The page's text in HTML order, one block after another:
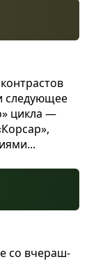
сле­ду­ю­щее
цикла —
со вче­раш­